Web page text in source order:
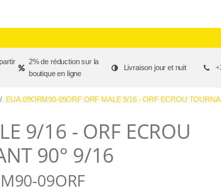
2% de réduction sur la
boutique en ligne
Livraison jour et nuit
EUA.09ORM90-09ORF ORF MALE 9/16 - ORF ECROU
9/16 - ORF ECROU
90° 9/16
09ORF